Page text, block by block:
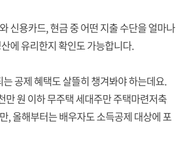
신용카드, 현금 중 어떤 지출 수단을 얼마나
에 유리한지 확인도 가능합니다.
공제 혜택도 살뜰히 챙겨봐야 하는데요.
만 원 이하 무주택 세대주만 주택마련저축
, 올해부터는 배우자도 소득공제 대상에 포